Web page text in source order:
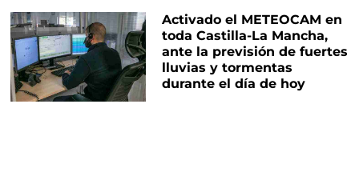
Activado el METEOCAM en
toda Castilla-La Mancha,
ante la previsión de fuertes
lluvias y tormentas
durante el día de hoy